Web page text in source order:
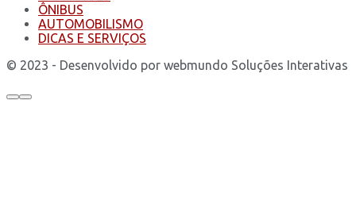
ÔNIBUS
AUTOMOBILISMO
DICAS E SERVIÇOS
© 2023 - Desenvolvido por webmundo Soluções Interativas